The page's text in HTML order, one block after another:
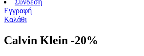
Εγγραφή
Καλάθι
Calvin Klein -20%